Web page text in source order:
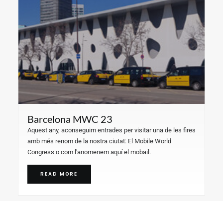
Barcelona MWC 23
Aquest any, aconseguim entrades per visitar una de les fires
amb més renom de la nostra ciutat: El Mobile World
Congress o com l'anomenem aquí el mobail.
READ MORE